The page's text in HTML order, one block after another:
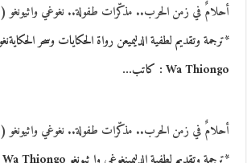
أحلامٌ في زمن الحرب.. مذكّرات طفولة.. نغوغي واثيونغو (8)
Wa Thiongo : كاتب…
أحلامٌ في زمن الحرب.. مذكّرات طفولة.. نغوغي واثيونغو (3)